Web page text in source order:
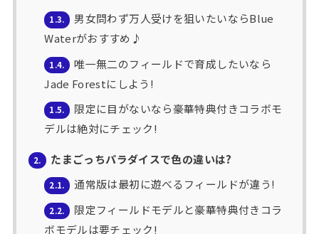
1.3.
男女問わず万人受けを狙いたいならBlue
Waterがおすすめ♪
1.4.
唯一無二のフィールドで育成したいなら
Jade Forestにしよう!
1.5.
限定に目がないなら豪華特典付きコラボモ
デルは絶対にチェック!
2. たまごっちパラダイスで色の違いは?
2.1. 通常版は最初に遊べるフィールドが違う!
2.2.
限定フィールドモデルと豪華特典付きコラ
ボモデルは要チェック!